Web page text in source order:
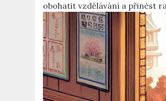
obohatit vzdělávání a přinést